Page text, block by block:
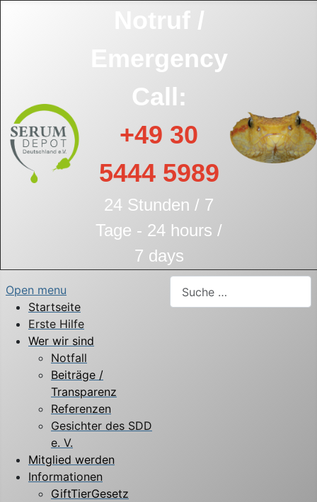
Notruf /
Emergency
Call:
+49 30
5444 5989
24 Stunden / 7
Tage - 24 hours /
7 days
Open menu
Startseite
Erste Hilfe
Wer wir sind
Notfall
Beiträge /
Transparenz
Referenzen
Gesichter des SDD
e. V.
Mitglied werden
Informationen
GiftTierGesetz